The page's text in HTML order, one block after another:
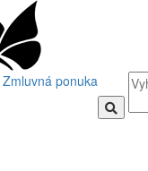
Zmluvná ponuka